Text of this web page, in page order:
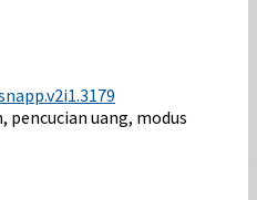
pencucian uang, modus